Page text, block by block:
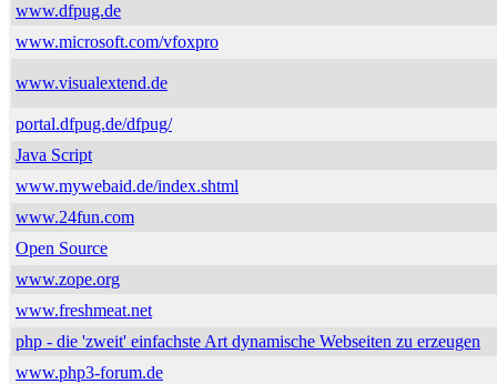
www.dfpug.de
www.microsoft.com/vfoxpro
www.visualextend.de
portal.dfpug.de/dfpug/
Java Script
www.mywebaid.de/index.shtml
www.24fun.com
Open Source
www.zope.org
www.freshmeat.net
php - die 'zweit' einfachste Art dynamische Webseiten zu erzeugen
www.php3-forum.de